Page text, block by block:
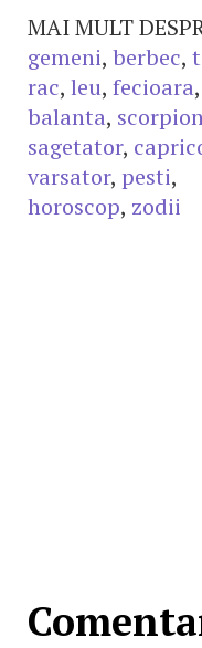
MAI MULT
gemeni, berbec,
rac, leu, fecioara,
balanta,
sagetator,
varsator, pesti,
horoscop, zodii